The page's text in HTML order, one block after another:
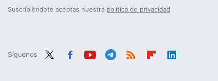
Suscribiéndote aceptas nuestra política de privacidad
Síguenos